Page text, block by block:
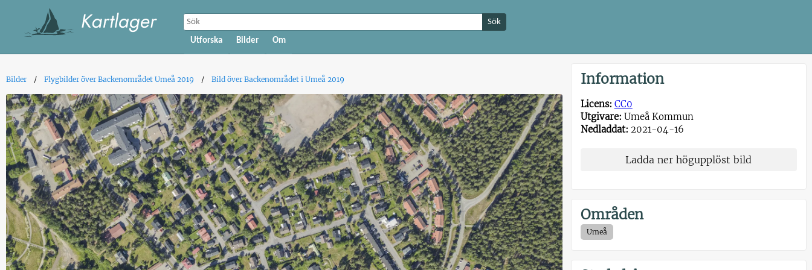
Sök
Utforska Bilder Om
Bilder Flygbilder över Backenområdet Umeå 2019 Bild över Backenområdet i Umeå 2019 Information
Licens: CC0
Utgivare: Umeå Kommun
Nedladdat: 2021-04-16
Ladda ner högupplöst bild
Områden
Umeå